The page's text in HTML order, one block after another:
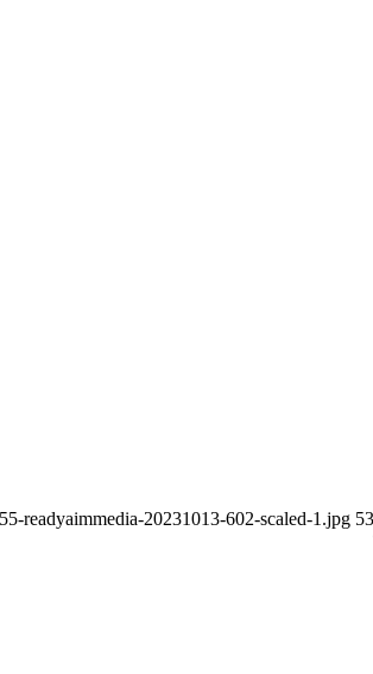
readyaimmedia-20231013-602-scaled-1.jpg